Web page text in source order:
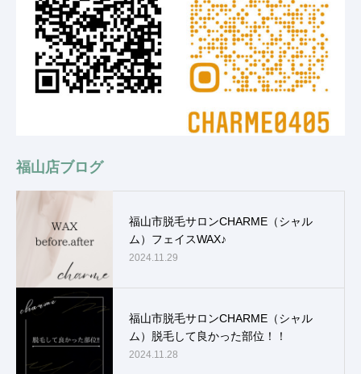
福山店ブログ
福山市脱毛サロンCHARME（シャル
ム）フェイスWAX♪
2024.11.29
福山市脱毛サロンCHARME（シャル
ム）脱毛して良かった部位！！
2024.11.28